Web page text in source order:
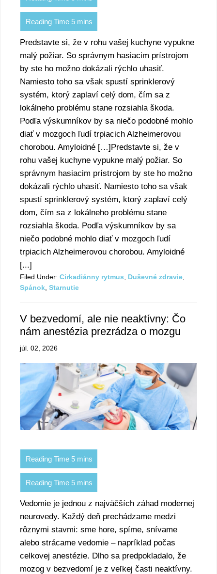
Predstavte si, že v rohu vašej kuchyne vypukne
malý požiar. So správnym hasiacim prístrojom
by ste ho možno dokázali rýchlo uhasiť.
Namiesto toho sa však spustí sprinklerový
systém, ktorý zaplaví celý dom, čím sa z
lokálneho problému stane rozsiahla škoda.
Podľa výskumníkov by sa niečo podobné mohlo
diať v mozgoch ľudí trpiacich Alzheimerovou
chorobou. Amyloidné […]Predstavte si, že v
rohu vašej kuchyne vypukne malý požiar. So
správnym hasiacim prístrojom by ste ho možno
dokázali rýchlo uhasiť. Namiesto toho sa však
spustí sprinklerový systém, ktorý zaplaví celý
dom, čím sa z lokálneho problému stane
rozsiahla škoda. Podľa výskumníkov by sa
niečo podobné mohlo diať v mozgoch ľudí
trpiacich Alzheimerovou chorobou. Amyloidné
[...]
Filed Under: Cirkadiánny rytmus Duševné zdravie
Spánok Starnutie
V bezvedomí, ale nie neaktívny: Čo
nám anestézia prezrádza o mozgu
júl. 02, 2026
Vedomie je jednou z najväčších záhad modernej
neurovedy. Každý deň prechádzame medzi
rôznymi stavmi: sme hore, spíme, snívame
alebo strácame vedomie – napríklad počas
celkovej anestézie. Dlho sa predpokladalo, že
mozog v bezvedomí je z veľkej časti neaktívny.